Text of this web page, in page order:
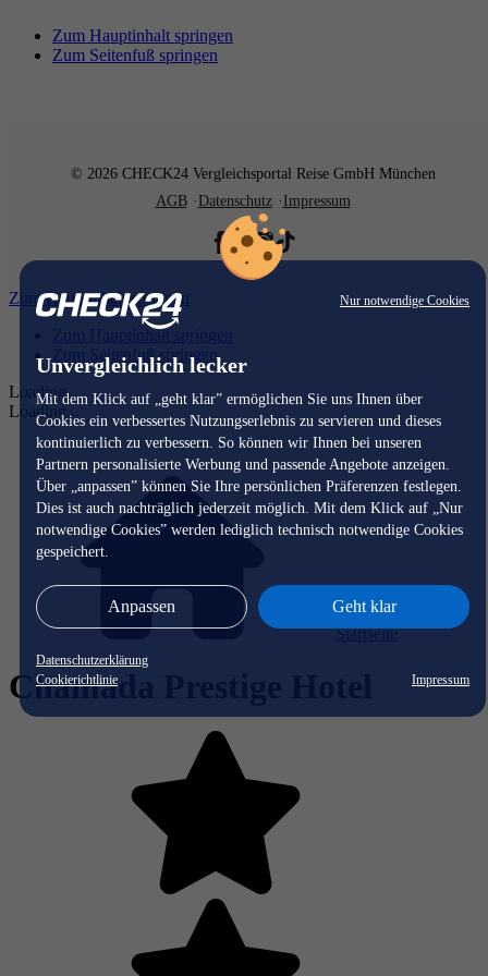
Nur notwendige Cookies
Unvergleichlich lecker
Mit dem Klick auf „geht klar” ermöglichen Sie uns Ihnen über
Cookies ein verbessertes Nutzungserlebnis zu servieren und dieses
kontinuierlich zu verbessern. So können wir Ihnen bei unseren
Partnern personalisierte Werbung und passende Angebote anzeigen.
Über „anpassen” können Sie Ihre persönlichen Präferenzen festlegen.
Dies ist auch nachträglich jederzeit möglich. Mit dem Klick auf „Nur
notwendige Cookies” werden lediglich technisch notwendige Cookies
gespeichert.
Anpassen Geht klar
Datenschutzerklärung
Cookierichtlinie
Impressum
Zum Hauptinhalt springen
Zum Seitenfuß springen
© 2026 CHECK24 Vergleichsportal Reise GmbH München
AGB
Datenschutz Impressum
Zum Hauptinhalt springen
Zum Hauptinhalt springen
Zum Seitenfuß springen
Loading...
Loading...
Startseite
Chamada Prestige Hotel